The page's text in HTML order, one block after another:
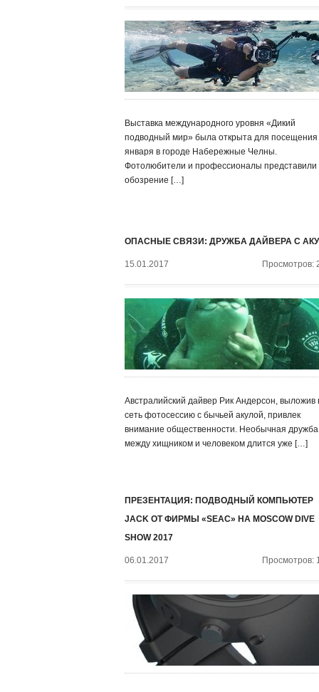
Выставка международного уровня «Дикий
подводный мир» была открыта для посещения
января в городе Набережные Челны.
Фотолюбители и профессионалы представили
обозрение […]
ОПАСНЫЕ СВЯЗИ: ДРУЖБА ДАЙВЕРА С
15.01.2017 Просмотров:
Австралийский дайвер Рик Андерсон, выложив
сеть фотосессию с бычьей акулой, привлек
внимание общественности. Необычная дружба
между хищником и человеком длится уже […]
ПРЕЗЕНТАЦИЯ: ПОДВОДНЫЙ КОМПЬЮТЕР
JACK ОТ ФИРМЫ «SEAC» НА MOSCOW DIVE
SHOW 2017
06.01.2017 Просмотров: